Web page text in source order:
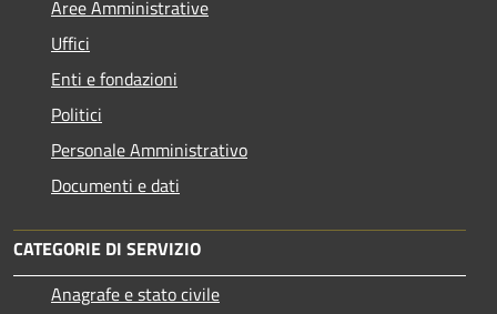
Aree Amministrative
Uffici
Enti e fondazioni
Politici
Personale Amministrativo
Documenti e dati
CATEGORIE DI SERVIZIO
Anagrafe e stato civile